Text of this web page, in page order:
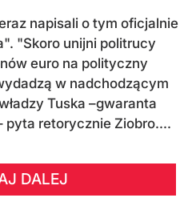
napisali o tym oficjalnie
"Skoro unijni politrucy
euro na polityczny
w nadchodzącym
Tuska –gwaranta
pyta retorycznie Ziobro....
DALEJ